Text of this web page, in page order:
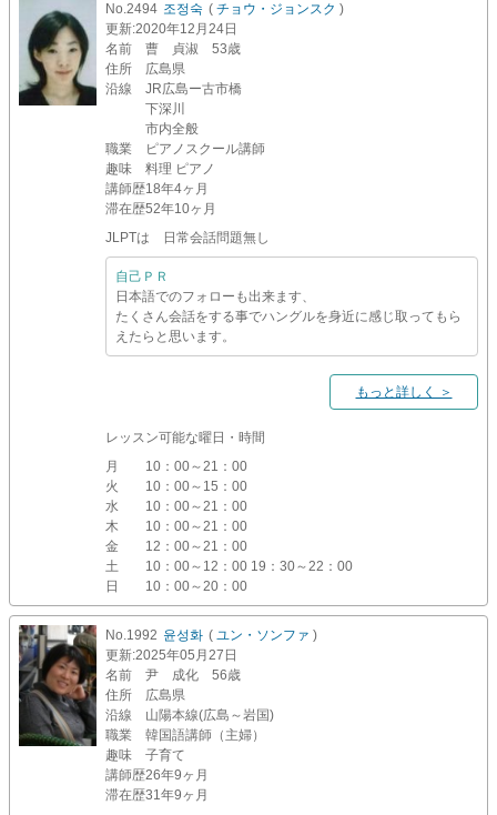
No.2494 조정숙 ( チョウ・ジョンスク )
更新:2020年12月24日
名前
曹 貞淑 53歳
住所
広島県
沿線
JR広島ー古市橋
下深川
市内全般
職業
ピアノスクール講師
趣味
料理 ピアノ
講師歴18年4ヶ月
滞在歴52年10ヶ月
JLPTは 日常会話問題無し
自己ＰＲ
日本語でのフォローも出来ます、
たくさん会話をする事でハングルを身近に感じ取ってもら
えたらと思います。
もっと詳しく ＞
レッスン可能な曜日・時間
月
10：00～21：00
火
10：00～15：00
水
10：00～21：00
木
10：00～21：00
金
12：00～21：00
土
10：00～12：00 19：30～22：00
日
10：00～20：00
No.1992 윤성화 ( ユン・ソンファ )
更新:2025年05月27日
名前
尹 成化 56歳
住所
広島県
沿線
山陽本線(広島～岩国)
職業
韓国語講師（主婦）
趣味
子育て
講師歴26年9ヶ月
滞在歴31年9ヶ月